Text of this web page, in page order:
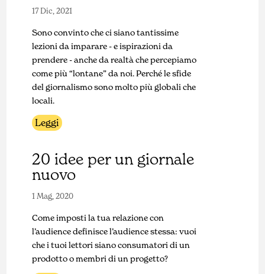
17 Dic, 2021
Sono convinto che ci siano tantissime
lezioni da imparare - e ispirazioni da
prendere - anche da realtà che percepiamo
come più “lontane” da noi. Perché le sfide
del giornalismo sono molto più globali che
locali.
Leggi
20 idee per un giornale
nuovo
1 Mag, 2020
Come imposti la tua relazione con
l’audience definisce l’audience stessa: vuoi
che i tuoi lettori siano consumatori di un
prodotto o membri di un progetto?